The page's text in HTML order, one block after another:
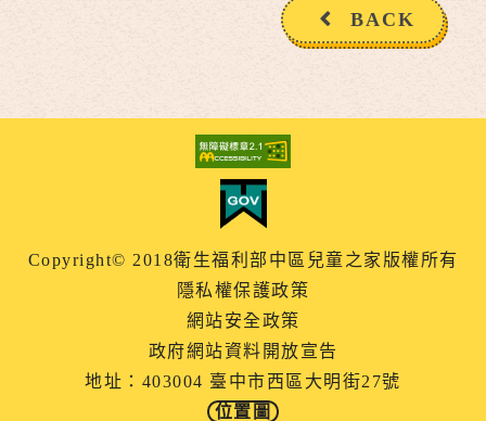
BACK
Copyright© 2018衛生福利部中區兒童之家版權所有
隱私權保護政策
網站安全政策
政府網站資料開放宣告
地址：403004 臺中市西區大明街27號
位置圖